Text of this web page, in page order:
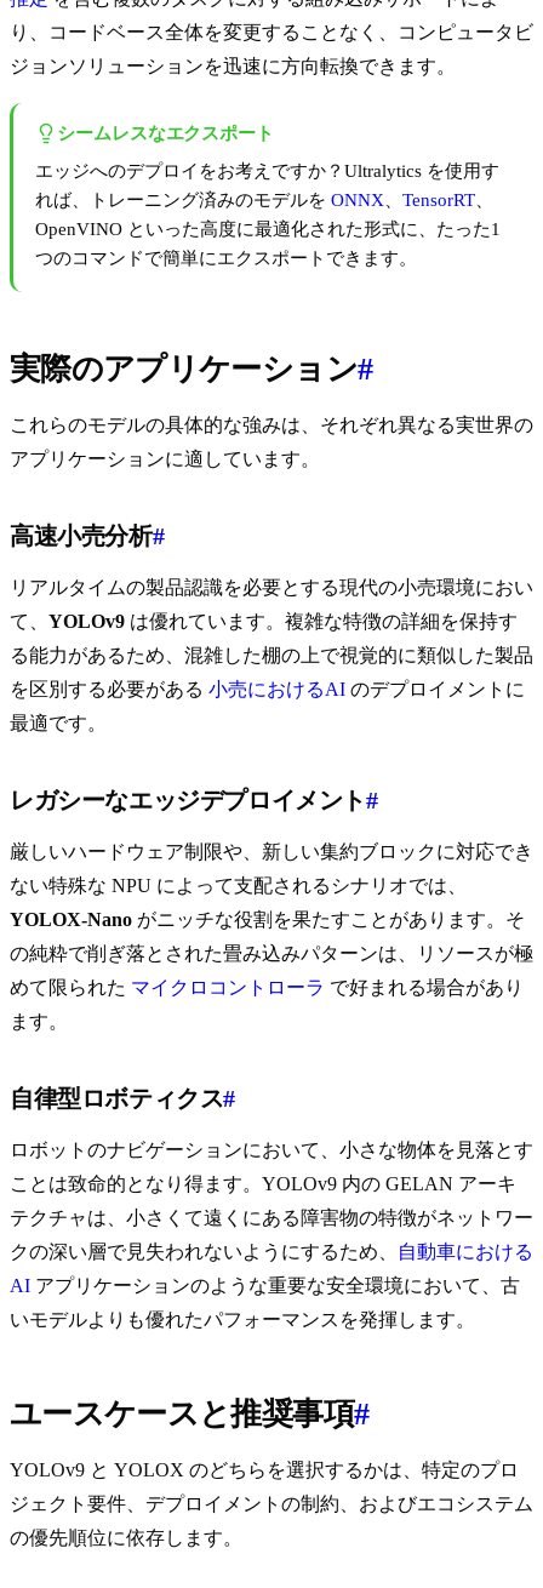
り、コードベース全体を変更することなく、コンピュータビ
ジョンソリューションを迅速に方向転換できます。
シームレスなエクスポート
エッジへのデプロイをお考えですか？Ultralytics を使用す
れば、トレーニング済みのモデルを ONNX TensorRT
OpenVINO といった高度に最適化された形式に、たった1
つのコマンドで簡単にエクスポートできます。
実際のアプリケーション#
これらのモデルの具体的な強みは、それぞれ異なる実世界の
アプリケーションに適しています。
高速小売分析#
リアルタイムの製品認識を必要とする現代の小売環境におい
て、 YOLOv9 は優れています。複雑な特徴の詳細を保持す
る能力があるため、混雑した棚の上で視覚的に類似した製品
を区別する必要がある 小売におけるAI のデプロイメントに
最適です。
レガシーなエッジデプロイメント#
厳しいハードウェア制限や、新しい集約ブロックに対応でき
ない特殊な NPU によって支配されるシナリオでは、
YOLOX-Nano がニッチな役割を果たすことがあります。そ
の純粋で削ぎ落とされた畳み込みパターンは、リソースが極
めて限られた マイクロコントローラ で好まれる場合があり
ます。
自律型ロボティクス#
ロボットのナビゲーションにおいて、小さな物体を見落とす
ことは致命的となり得ます。YOLOv9 内の GELAN アーキ
テクチャは、小さくて遠くにある障害物の特徴がネットワー
クの深い層で見失われないようにするため、
自動車における
AI アプリケーションのような重要な安全環境において、古
いモデルよりも優れたパフォーマンスを発揮します。
ユースケースと推奨事項#
YOLOv9 と YOLOX のどちらを選択するかは、特定のプロ
ジェクト要件、デプロイメントの制約、およびエコシステム
の優先順位に依存します。